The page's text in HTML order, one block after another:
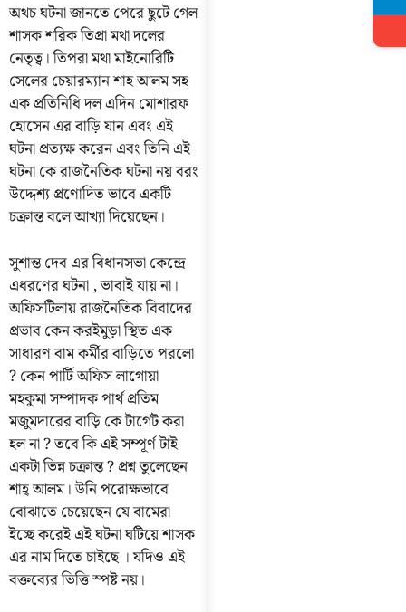
অথচ ঘটনা জানতে পেরে ছুটে গেল
শাসক শরিক তিপ্রা মথা দলের
নেতৃত্ব। তিপরা মথা মাইনোরিটি
সেলের চেয়ারম্যান শাহ আলম সহ
এক প্রতিনিধি দল এদিন মোশারফ
হোসেন এর বাড়ি যান এবং এই
ঘটনা প্রত্যক্ষ করেন এবং তিনি এই
ঘটনা কে রাজনৈতিক ঘটনা নয় বরং
উদ্দেশ্য প্রণোদিত ভাবে একটি
চক্রান্ত বলে আখ্যা দিয়েছেন।
সুশান্ত দেব এর বিধানসভা কেন্দ্রে
এধরণের ঘটনা , ভাবাই যায় না।
অফিসটিলায় রাজনৈতিক বিবাদের
প্রভাব কেন করইমুড়া স্থিত এক
সাধারণ বাম কর্মীর বাড়িতে পরলো
? কেন পার্টি অফিস লাগোয়া
মহকুমা সম্পাদক পার্থ প্রতিম
মজুমদারের বাড়ি কে টার্গেট করা
হল না ? তবে কি এই সম্পূর্ণ টাই
একটা ভিন্ন চক্রান্ত ? প্রশ্ন তুলেছেন
শাহ্ আলম। উনি পরোক্ষভাবে
বোঝাতে চেয়েছেন যে বামেরা
ইচ্ছে করেই এই ঘটনা ঘটিয়ে শাসক
এর নাম দিতে চাইছে । যদিও এই
বক্তব্যের ভিত্তি স্পষ্ট নয়।